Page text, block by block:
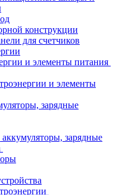
конструкции
для счетчиков
и элементы питания
и элементы
зарядные
аккумуляторы, зарядные